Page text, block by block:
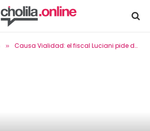
» Causa Vialidad: el fiscal Luciani pide decomisar el departamento donde Cristina Kirchner cumple prisión domiciliaria